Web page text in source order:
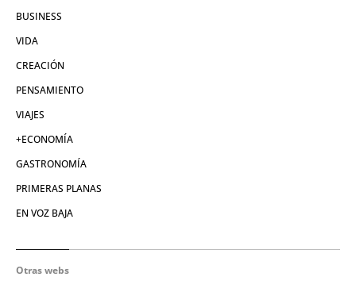
BUSINESS
VIDA
CREACIÓN
PENSAMIENTO
VIAJES
+ECONOMÍA
GASTRONOMÍA
PRIMERAS PLANAS
EN VOZ BAJA
Otras webs